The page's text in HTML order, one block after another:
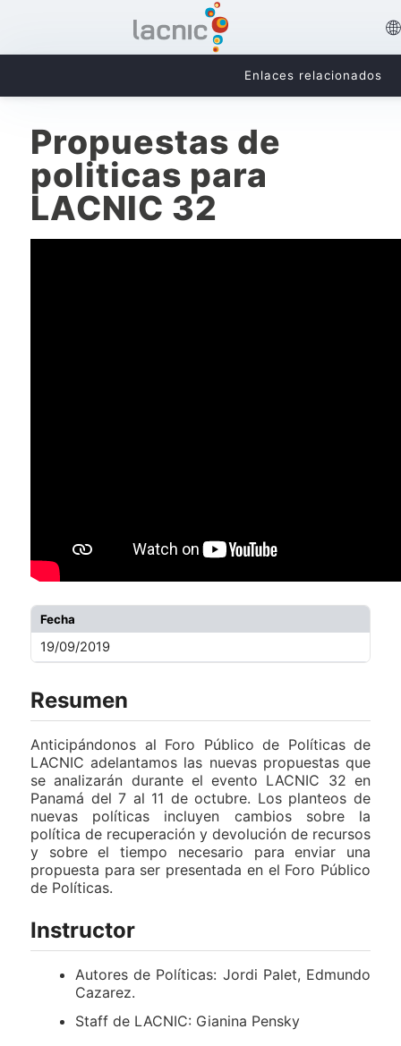
Propuestas de
politicas para
LACNIC 32
Fecha
19/09/2019
Resumen
Anticipándonos al Foro Público de Políticas de
LACNIC adelantamos las nuevas propuestas que
se analizarán durante el evento LACNIC 32 en
Panamá del 7 al 11 de octubre. Los planteos de
nuevas políticas incluyen cambios sobre la
política de recuperación y devolución de recursos
y sobre el tiempo necesario para enviar una
propuesta para ser presentada en el Foro Público
de Políticas.
Instructor
Autores de Políticas: Jordi Palet, Edmundo
Cazarez.
Staff de LACNIC: Gianina Pensky
Enlaces relacionados